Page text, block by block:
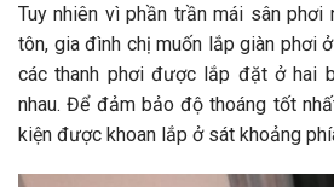
Tuy nhiên vì phần trần mái sân phơi
tôn, gia đình chị muốn lắp giàn phơi
các thanh phơi được lắp đặt ở hai
nhau. Để đảm bảo độ thoáng tốt
kiện được khoan lắp ở sát khoảng